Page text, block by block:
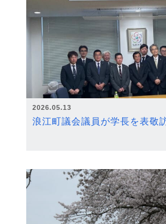
2026.05.13
浪江町議会議員が学長を表敬